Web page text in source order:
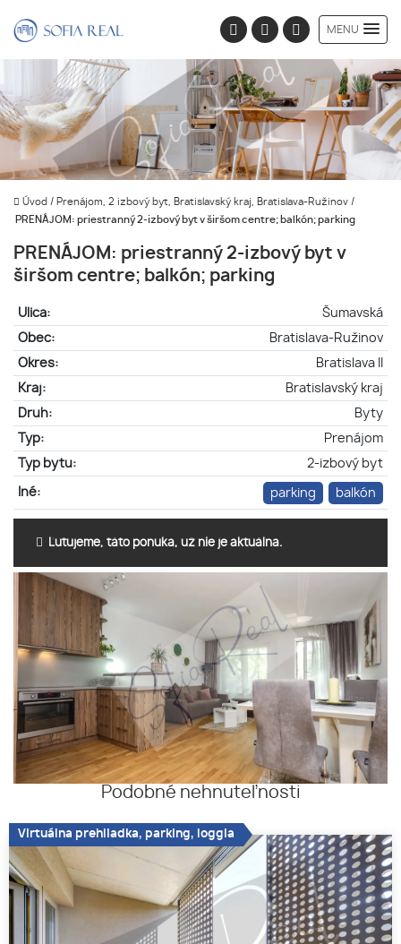
MENU
Úvod / Prenájom, 2 izbový byt, Bratislavský kraj, Bratislava-Ružinov /
PRENÁJOM: priestranný 2-izbový byt v širšom centre; balkón; parking
PRENÁJOM: priestranný 2-izbový byt v
širšom centre; balkón; parking
Ulica:
Šumavská
Obec:
Bratislava-Ružinov
Okres:
Bratislava II
Kraj:
Bratislavský kraj
Druh:
Byty
Typ:
Prenájom
Typ bytu:
2-izbový byt
Iné: parking balkón
Ľutujeme, táto ponuka, už nie je aktuálna.
Podobné nehnuteľnosti
Virtuálna prehliadka, parking, loggia